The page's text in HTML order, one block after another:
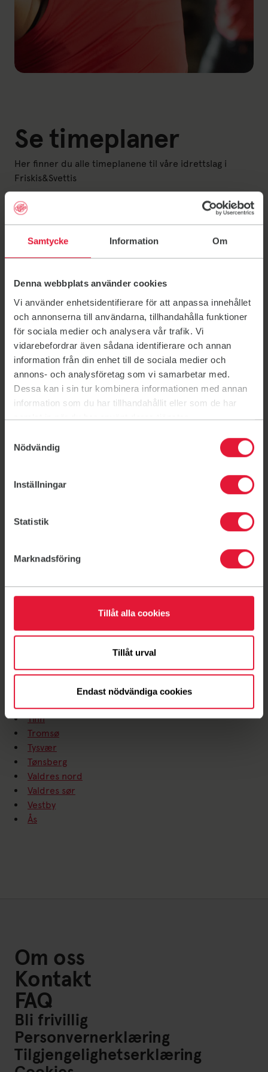
Samtycke Information Om
Denna webbplats använder cookies
Vi använder enhetsidentifierare för att anpassa innehållet
och annonserna till användarna, tillhandahålla funktioner
för sociala medier och analysera vår trafik. Vi
vidarebefordrar även sådana identifierare och annan
information från din enhet till de sociala medier och
annons- och analysföretag som vi samarbetar med.
Dessa kan i sin tur kombinera informationen med annan
information som du har tillhandahållit eller som de har
samlat in när du har använt deras tjänster.
Nödvändig
Inställningar
Statistik
Marknadsföring
Tillåt alla cookies
Tillåt urval
Endast nödvändiga cookies
Se timeplaner
Her finner du alle timeplanene til våre idrettslag i
Friskis&Svettis
Bergen
Bø
Eidskog
Elverum
Florø
Fredrikstad
Førde
Gjøvik
Grenland
Grimstad
Hammerfest
Hitra
Hyllestad
Kristiansand
Lillehammer
Nedre Romerike
Notodden
Rauland
Sarpsborg
Tinn
Tromsø
Tysvær
Tønsberg
Valdres nord
Valdres sør
Vestby
Ås
Om oss
Kontakt
FAQ
Bli frivillig
Personvernerklæring
Tilgjengelighetserklæring